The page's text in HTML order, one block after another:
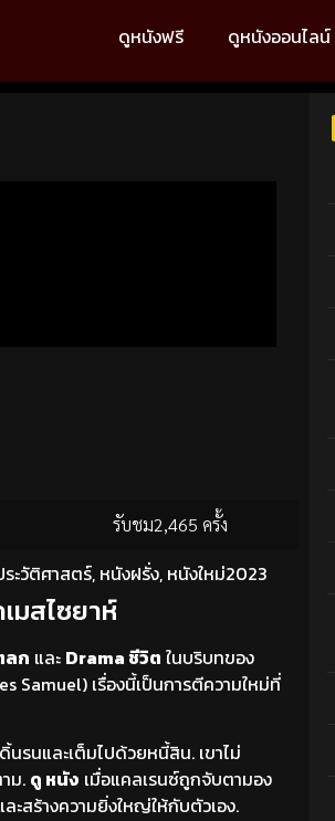
ดูหนังฟรี ดูหนังออนไลน์
รับชม2,465 ครั้ง
ะวัติศาสตร์, หนังฝรั่ง, หนังใหม่2023
มสไซยาห์
ลก และ Drama ชีวิต ในบริบทของ
Samuel) เรื่องนี้เป็นการตีความใหม่ที่
รนและเต็มไปด้วยหนี้สิน. เขาไม่
ม. ดู หนัง เมื่อแคลเรนซ์ถูกจับตามอง
ะสร้างความยิ่งใหญ่ให้กับตัวเอง.